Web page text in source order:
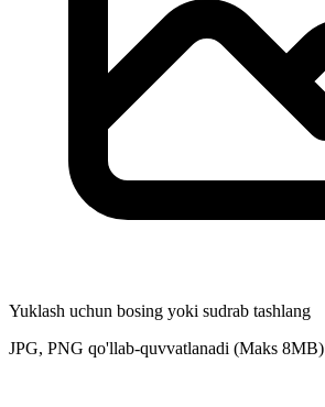
Yuklash uchun bosing yoki sudrab tashlang
JPG, PNG qo'llab-quvvatlanadi (Maks 8MB)